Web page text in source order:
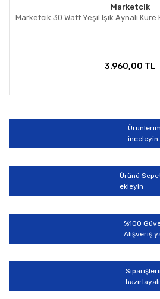
Marketcik
Marketcik 30 Watt Yeşil Işık Aynalı Küre
3.960,00 TL
inceleyin
Ürünü
ekleyin
%100
Alışveriş